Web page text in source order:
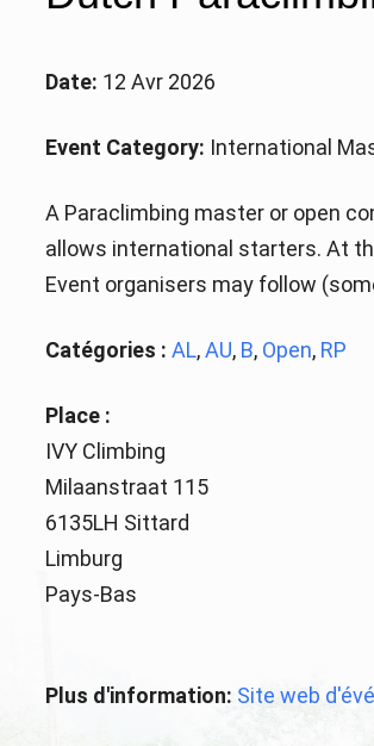
Date: 12 Avr 2026
Event Category: International
A Paraclimbing master or open
allows international starters. At
Event organisers may follow
Catégories : AL,AU, B, Open, RP
Place :
IVY Climbing
Milaanstraat 115
6135LH Sittard
Limburg
Pays-Bas
Plus d'information: Site web